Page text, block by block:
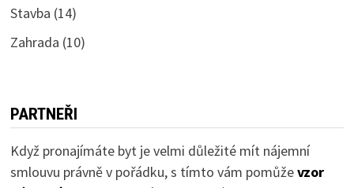
Stavba (14)
Zahrada (10)
PARTNEŘI
Když pronajímáte byt je velmi důležité mít nájemní
smlouvu právně v pořádku, s tímto vám pomůževzor